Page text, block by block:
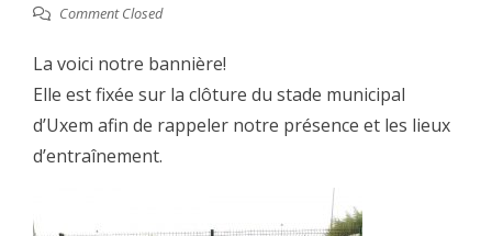
Comment Closed
La voici notre bannière!
Elle est fixée sur la clôture du stade municipal
d’Uxem afin de rappeler notre présence et les lieux
d’entraînement.